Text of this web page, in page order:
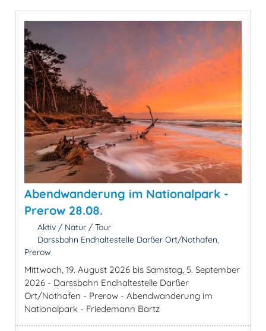
Abendwanderung im Nationalpark -
Prerow 28.08.
Aktiv / Natur / Tour
Darssbahn Endhaltestelle Darßer Ort/Nothafen,
Prerow
Mittwoch, 19. August 2026 bis Samstag, 5. September
2026 - Darssbahn Endhaltestelle Darßer
Ort/Nothafen - Prerow - Abendwanderung im
Nationalpark - Friedemann Bartz